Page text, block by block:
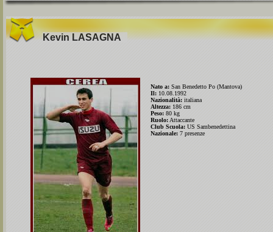
Kevin LASAGNA
Nato a: San Benedetto Po (Mantova)
Il: 10.08.1992
Nazionalità: italiana
Altezza: 186 cm
Peso: 80 kg
Ruolo: Attaccante
Club Scuola: US Sambenedettina
Nazionale: 7 presenze